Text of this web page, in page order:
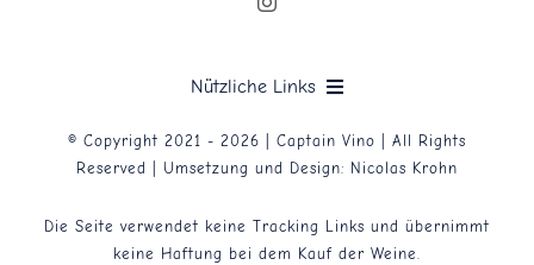
Nützliche Links
Datenschutzerklärung
Impressum
© Copyright 2021 - 2026 | Captain Vino | All Rights
Reserved | Umsetzung und Design: Nicolas Krohn
Die Seite verwendet keine Tracking Links und übernimmt
keine Haftung bei dem Kauf der Weine.